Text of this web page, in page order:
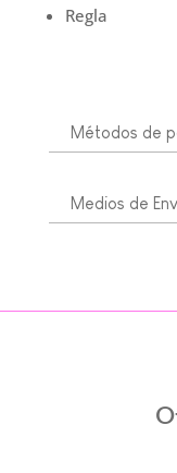
Regla
Métodos de
Medios de